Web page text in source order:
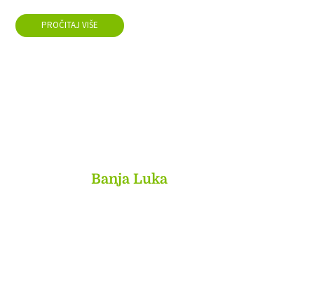
PROČITAJ VIŠE
Banja Luka